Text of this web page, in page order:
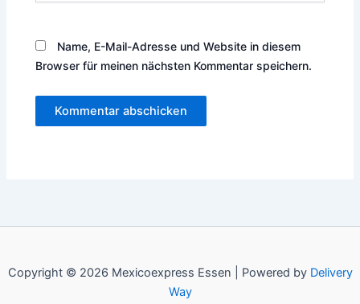
Name, E-Mail-Adresse und Website in diesem
Browser für meinen nächsten Kommentar speichern.
Copyright © 2026 Mexicoexpress Essen | Powered by Delivery
Way